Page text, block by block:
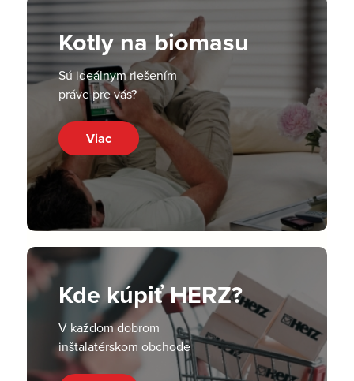
Kotly na biomasu
Sú ideálnym riešením
práve pre vás?
Viac
Kde kúpiť HERZ?
V každom dobrom
inštalatérskom obchode